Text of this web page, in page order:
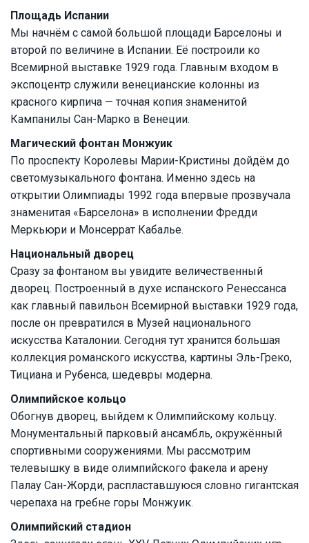
Площадь Испании
Мы начнём с самой большой площади Барселоны и
второй по величине в Испании. Её построили ко
Всемирной выставке 1929 года. Главным входом в
экспоцентр служили венецианские колонны из
красного кирпича — точная копия знаменитой
Кампанилы Сан-Марко в Венеции.
Магический фонтан Монжуик
По проспекту Королевы Марии-Кристины дойдём до
светомузыкального фонтана. Именно здесь на
открытии Олимпиады 1992 года впервые прозвучала
знаменитая «Барселона» в исполнении Фредди
Меркьюри и Монсеррат Кабалье.
Национальный дворец
Сразу за фонтаном вы увидите величественный
дворец. Построенный в духе испанского Ренессанса
как главный павильон Всемирной выставки 1929 года,
после он превратился в Музей национального
искусства Каталонии. Сегодня тут хранится большая
коллекция романского искусства, картины Эль-Греко,
Тициана и Рубенса, шедевры модерна.
Олимпийское кольцо
Обогнув дворец, выйдем к Олимпийскому кольцу.
Монументальный парковый ансамбль, окружённый
спортивными сооружениями. Мы рассмотрим
телевышку в виде олимпийского факела и арену
Палау Сан-Жорди, распластавшуюся словно гигантская
черепаха на гребне горы Монжуик.
Олимпийский стадион